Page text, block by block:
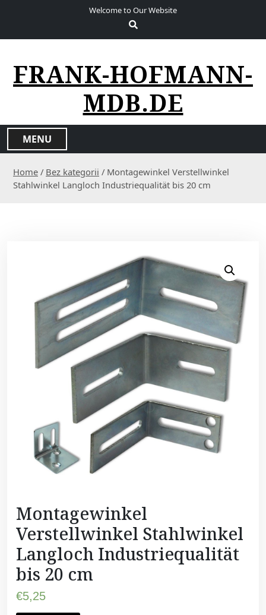
Welcome to Our Website
FRANK-HOFMANN-
MDB.DE
MENU
Home / Bez kategorii / Montagewinkel Verstellwinkel
Stahlwinkel Langloch Industriequalität bis 20 cm
Montagewinkel
Verstellwinkel Stahlwinkel
Langloch Industriequalität
bis 20 cm
€5,25